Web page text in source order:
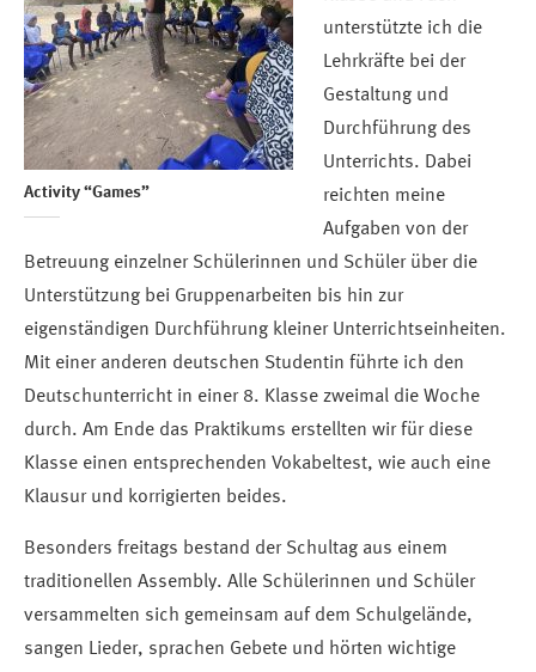
Activity “Games”
unterstützte ich die
Lehrkräfte bei der
Gestaltung und
Durchführung des
Unterrichts. Dabei
reichten meine
Aufgaben von der
Betreuung einzelner Schülerinnen und Schüler über die
Unterstützung bei Gruppenarbeiten bis hin zur
eigenständigen Durchführung kleiner Unterrichtseinheiten.
Mit einer anderen deutschen Studentin führte ich den
Deutschunterricht in einer 8. Klasse zweimal die Woche
durch. Am Ende das Praktikums erstellten wir für diese
Klasse einen entsprechenden Vokabeltest, wie auch eine
Klausur und korrigierten beides.
Besonders freitags bestand der Schultag aus einem
traditionellen Assembly. Alle Schülerinnen und Schüler
versammelten sich gemeinsam auf dem Schulgelände,
sangen Lieder, sprachen Gebete und hörten wichtige